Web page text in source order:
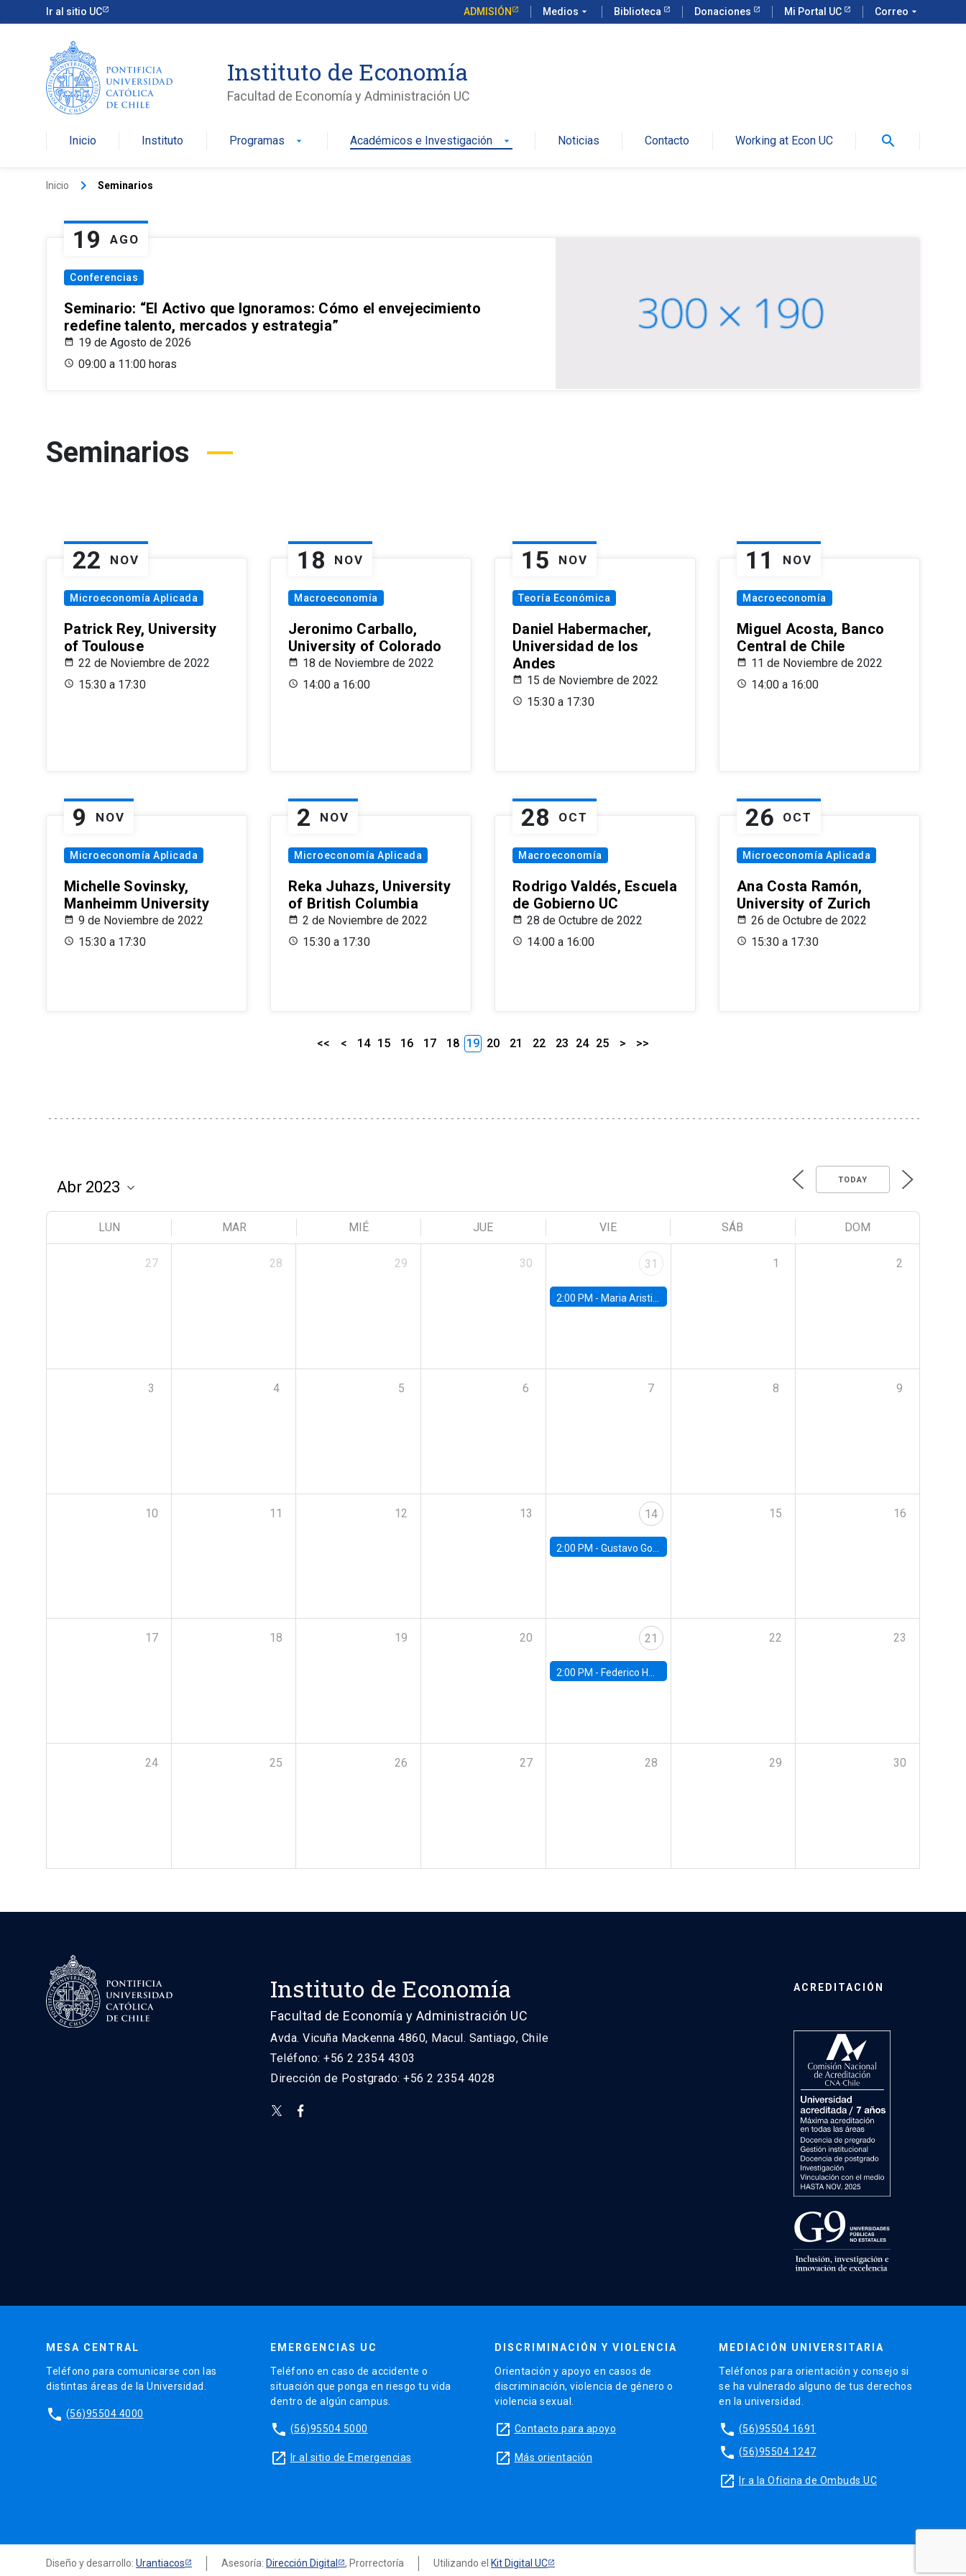
Ir al sitio UC ADMISIÓN Medios arrow_drop_down Biblioteca Donaciones Mi Portal UC Correo arrow_drop_down
Instituto de Economía
Facultad de Economía y Administración UC
Inicio Instituto Programas arrow_drop_down Académicos e Investigación arrow_drop_down Noticias Contacto Working at Econ UC search
Inicio keyboard_arrow_right Seminarios
19 AGO
Conferencias
Seminario: “El Activo que Ignoramos: Cómo el envejecimiento
redefine talento, mercados y estrategia”
19 de Agosto de 2026
09:00 a 11:00 horas
Seminarios
22 NOV
Microeconomía Aplicada
Patrick Rey, University
of Toulouse
22 de Noviembre de 2022
15:30 a 17:30
18 NOV
Macroeconomía
Jeronimo Carballo,
University of Colorado
18 de Noviembre de 2022
14:00 a 16:00
15 NOV
Teoría Económica
Daniel Habermacher,
Universidad de los
Andes
15 de Noviembre de 2022
15:30 a 17:30
11 NOV
Macroeconomía
Miguel Acosta, Banco
Central de Chile
11 de Noviembre de 2022
14:00 a 16:00
9 NOV
Microeconomía Aplicada
Michelle Sovinsky,
Manheimm University
9 de Noviembre de 2022
15:30 a 17:30
2 NOV
Microeconomía Aplicada
Reka Juhazs, University
of British Columbia
2 de Noviembre de 2022
15:30 a 17:30
28 OCT
Macroeconomía
Rodrigo Valdés, Escuela
de Gobierno UC
28 de Octubre de 2022
14:00 a 16:00
26 OCT
Microeconomía Aplicada
Ana Costa Ramón,
University of Zurich
26 de Octubre de 2022
15:30 a 17:30
<< < 14 15 16 17 18 19 20 21 22 23 24 25 > >>
TODAY
LUN MAR MIÉ JUE VIE SÁB DOM
27 28 29 30 31
2:00 PM - Maria Aristizabal-Ramirez, FED Board
1 2
3 4 5 6 7 8 9
10 11 12 13 14
2:00 PM - Gustavo González - Banco Central de Chile
15 16
17 18 19 20 21
2:00 PM - Federico Huneeus - Banco Central de Chile
22 23
24 25 26 27 28 29 30
Instituto de Economía
Facultad de Economía y Administración UC
Avda. Vicuña Mackenna 4860, Macul. Santiago, Chile
Teléfono: +56 2 2354 4303
Dirección de Postgrado: +56 2 2354 4028
ACREDITACIÓN
MESA CENTRAL
Teléfono para comunicarse con las
distintas áreas de la Universidad.
phone (56)95504 4000
EMERGENCIAS UC
Teléfono en caso de accidente o
situación que ponga en riesgo tu vida
dentro de algún campus.
phone (56)95504 5000
launch Ir al sitio de Emergencias
DISCRIMINACIÓN Y VIOLENCIA
Orientación y apoyo en casos de
discriminación, violencia de género o
violencia sexual.
launch Contacto para apoyo
launch Más orientación
MEDIACIÓN UNIVERSITARIA
Teléfonos para orientación y consejo si
se ha vulnerado alguno de tus derechos
en la universidad.
phone (56)95504 1691
phone (56)95504 1247
launch Ir a la Oficina de Ombuds UC
Diseño y desarrollo: Urantiacos Asesoría: Dirección Digital , Prorrectoría Utilizando el Kit Digital UC